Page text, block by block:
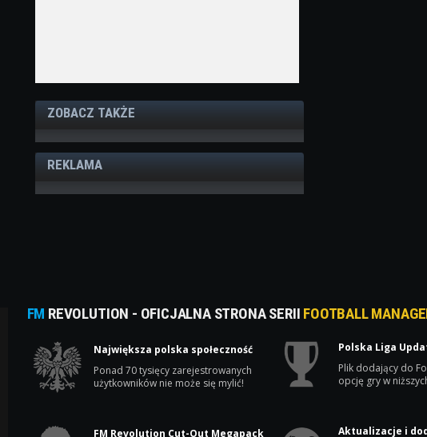
ZOBACZ TAKŻE
REKLAMA
FM REVOLUTION - OFICJALNA STRONA SERII FOOTBALL
Największa polska społeczność
Ponad 70 tysięcy zarejestrowanych
użytkowników nie może się mylić!
Polska Liga
Plik dodający do
opcję gry w
FM Revolution Cut-Out Megapack Aktualizacje i